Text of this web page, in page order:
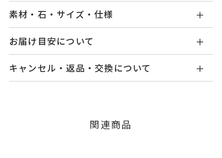
素材・石・サイズ・仕様
品番
NG1406E002WDM5
素材
Pt950
石
ダイヤモンド 0.20ct～0.229ct
お届け目安について
てご案内いたします。
詳しくはこちら
キャンセル・返品・交換について
ージの購入履歴一覧よりご注文状況をご確認いた
関連商品